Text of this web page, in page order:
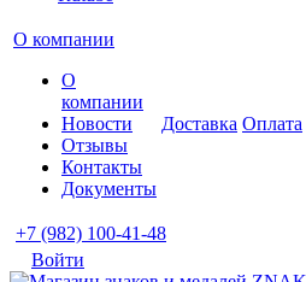
О компании
О
компании
Новости
Отзывы
Контакты
Документы
Доставка Оплата
+7 (982) 100-41-48
Войти